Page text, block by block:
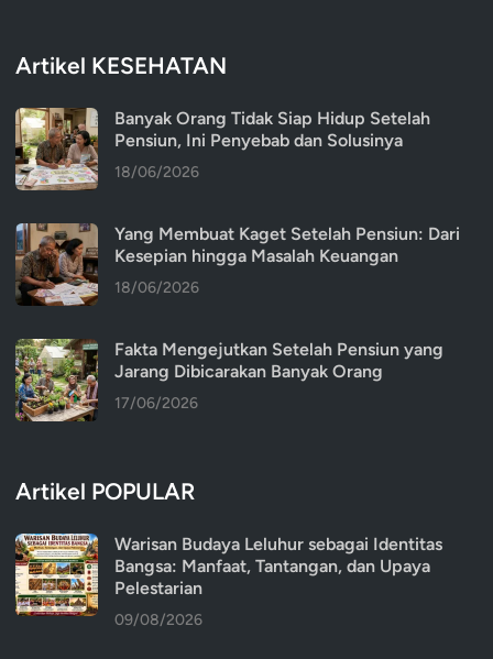
Artikel KESEHATAN
Banyak Orang Tidak Siap Hidup Setelah
Pensiun, Ini Penyebab dan Solusinya
18/06/2026
Yang Membuat Kaget Setelah Pensiun: Dari
Kesepian hingga Masalah Keuangan
18/06/2026
Fakta Mengejutkan Setelah Pensiun yang
Jarang Dibicarakan Banyak Orang
17/06/2026
Artikel POPULAR
Warisan Budaya Leluhur sebagai Identitas
Bangsa: Manfaat, Tantangan, dan Upaya
Pelestarian
09/08/2026